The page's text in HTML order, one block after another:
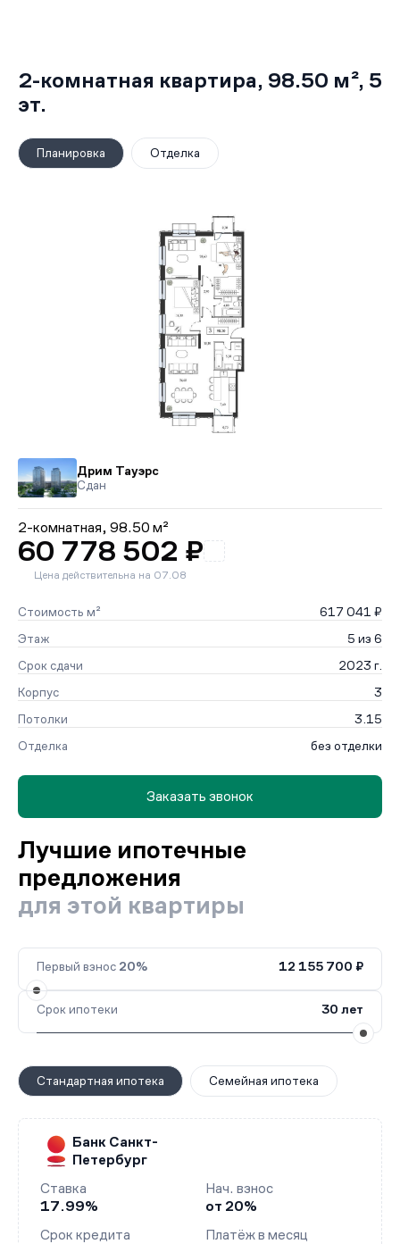
2-комнатная квартира, 98.50 м², 5
эт.
Планировка Отделка
Дрим Тауэрс
Сдан
2-комнатная, 98.50 м²
60 778 502 ₽
Цена действительна на 07.08
Стоимость м²
617 041 ₽
Этаж
5 из 6
Срок сдачи
2023 г.
Корпус
3
Потолки
3.15
Отделка
без отделки
Заказать звонок
Лучшие ипотечные
предложения
для этой квартиры
Первый взнос 20% 12 155 700 ₽
Срок ипотеки 30 лет
Стандартная ипотека Семейная ипотека
Банк Санкт-
Петербург
Ставка
17.99%
Нач. взнос
от 20%
Срок кредита
Платёж в месяц